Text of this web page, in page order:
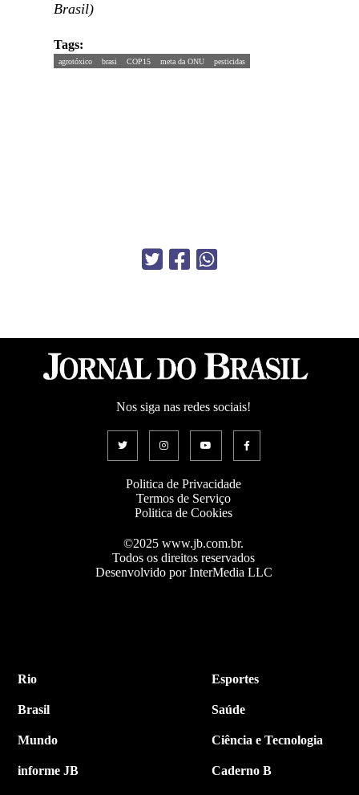
Brasil)
Tags:
agrotóxico brasi COP15 meta da ONU pesticidas
Nos siga nas redes sociais!
Politica de Privacidade
Termos de Serviço
Politica de Cookies
©2025 www.jb.com.br.
Todos os direitos reservados
Desenvolvido por InterMedia LLC
Rio
Brasil
Mundo
informe JB
Esportes
Saúde
Ciência e Tecnologia
Caderno B